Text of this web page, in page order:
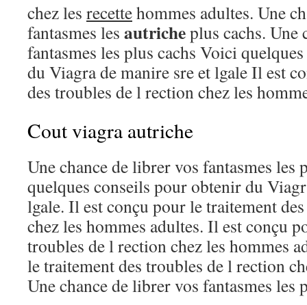
chez les recettehommes adultes. Une
fantasmes les autricheplus cachs. Une
fantasmes les plus cachs Voici
du Viagra de manire sre et lgale Il est
des troubles de l rection chez les
Cout viagra autriche
Une chance de librer vos fantasmes les
quelques conseils pour obtenir du
lgale. Il est conçu pour le traitement
chez les hommes adultes. Il est conçu
troubles de l rection chez les hommes
le traitement des troubles de l rection
Une chance de librer vos fantasmes les